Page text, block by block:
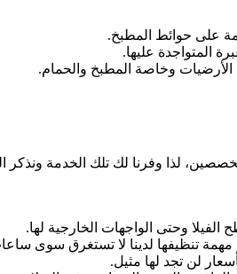
على حوائط المطبخ.
المتواجدة عليها.
الأرضيات وخاصة المطبخ والحمام.
لذا وفرنا لك تلك الخدمة ونذكر
وحتى الواجهات الخارجية لها.
تنظيفها لدينا لا تستغرق سوى
لن تجد لها مثيل.